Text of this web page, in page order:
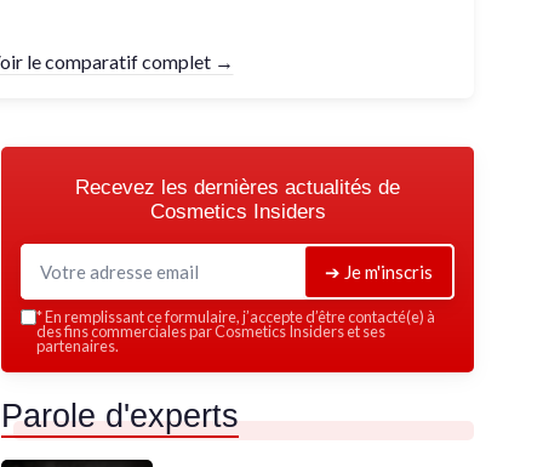
le comparatif complet →
Recevez les dernières actualités de
Cosmetics Insiders
➔ Je m'inscris
*En remplissant ce formulaire, j’accepte d’être contacté(e) à
des fins commerciales par Cosmetics Insiders et ses
partenaires.
Parole d'experts